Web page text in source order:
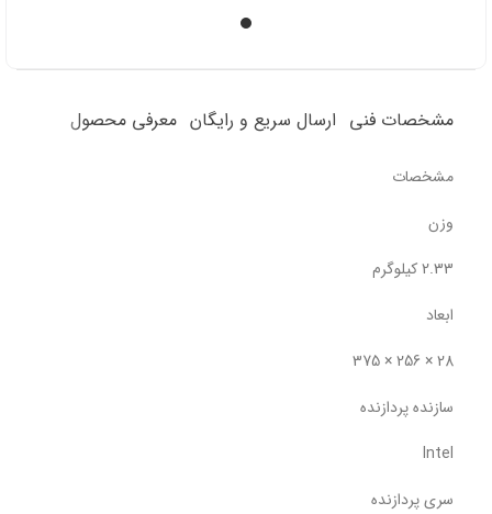
مشخصات فنی ارسال سریع و رایگان معرفی محصول
مشخصات
وزن
2.33 کیلوگرم
ابعاد
28 × 256 × 375
سازنده پردازنده
Intel
سری پردازنده